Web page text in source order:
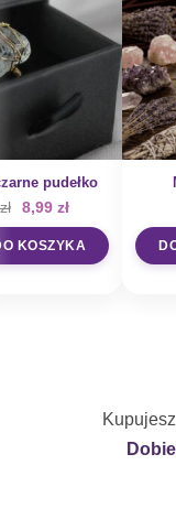
pudełko
zł
Pierwotna
cena
wynosiła:
8,99 złAktualna
cena
wynosi:
8,99 zł.
KOSZYKA